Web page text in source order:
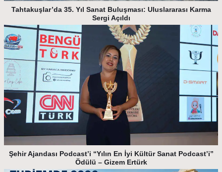
Tahtakuşlar’da 35. Yıl Sanat Buluşması: Uluslararası Karma
Sergi Açıldı
Şehir Ajandası Podcast’i “Yılın En İyi Kültür Sanat Podcast’i”
Ödülü – Gizem Ertürk